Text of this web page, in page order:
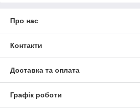
Про нас
Контакти
Доставка та оплата
Графік роботи